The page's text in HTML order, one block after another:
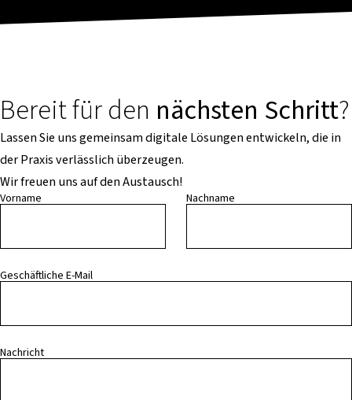
Bereit für den nächsten Schritt?
Lassen Sie uns gemeinsam digitale Lösungen entwickeln, die in
der Praxis verlässlich überzeugen.
Wir freuen uns auf den Austausch!
Vorname Nachname
Geschäftliche E-Mail
Nachricht